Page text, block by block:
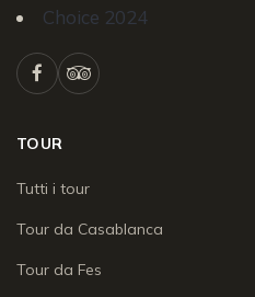
TOUR
Tutti i tour
Tour da Casablanca
Tour da Fes